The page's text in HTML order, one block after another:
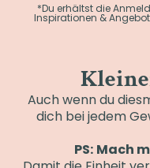
*Du erhältst die
Inspirationen &
Auch wenn du
dich bei jedem
PS: Mach